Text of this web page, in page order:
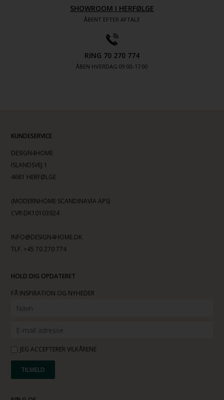
SHOWROOM I HERFØLGE
ÅBENT EFTER AFTALE
RING 70 270 774
ÅBEN HVERDAG 09:00-17.00
KUNDESERVICE
DESIGN4HOME
ISLANDSVEJ 1
4681 HERFØLGE
(MODERNHOME SCANDINAVIA APS)
CVR:DK10103924
INFO@DESIGN4HOME.DK
TLF. +45 70 270 774
HOLD DIG OPDATERET
FÅ INSPIRATION OG NYHEDER
JEG ACCEPTERER VILKÅRENE